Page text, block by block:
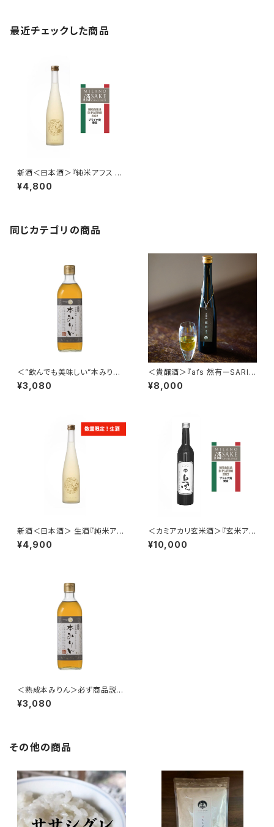
最近チェックした商品
新酒＜日本酒＞『純米アフス つ
るかめ源』
¥4,800
同じカテゴリの商品
＜”飲んでも美味しい”本みりん
＞
¥3,080
＜貴醸酒＞『afs 然有ーSARI
ー』
¥8,000
新酒＜日本酒＞ 生酒『純米アフ
ス つるかめ源』
¥4,900
＜カミアカリ玄米酒＞『玄米アフ
ス つるかめ息吹』
¥10,000
＜熟成本みりん＞必ず商品説明
を読んでからご購入ください
¥3,080
その他の商品